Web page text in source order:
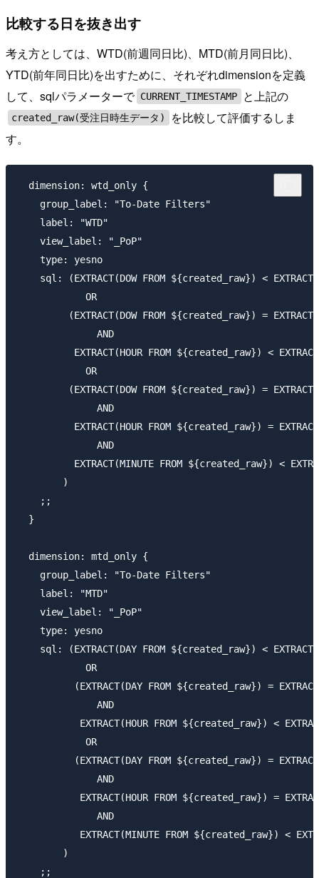
比較する日を抜き出す
考え方としては、WTD(前週同日比)、MTD(前月同日比)、
YTD(前年同日比)を出すために、それぞれdimensionを定義
して、sqlパラメーターで CURRENT_TIMESTAMP と上記の
created_raw(受注日時生データ)
を比較して評価するしま
す。
  dimension: wtd_only {
    group_label: "To-Date Filters"
    label: "WTD"
    view_label: "_PoP"
    type: yesno
sql: (EXTRACT(DOW FROM ${created_raw}) <
            OR
(EXTRACT(DOW FROM ${created_raw}) =
              AND
EXTRACT(HOUR FROM ${created_raw}) <
            OR
(EXTRACT(DOW FROM ${created_raw}) =
              AND
EXTRACT(HOUR FROM ${created_raw}) =
              AND
EXTRACT(MINUTE FROM ${created_raw}) <
        )
    ;;
  }
  dimension: mtd_only {
    group_label: "To-Date Filters"
    label: "MTD"
    view_label: "_PoP"
    type: yesno
sql: (EXTRACT(DAY FROM ${created_raw}) <
            OR
(EXTRACT(DAY FROM ${created_raw}) =
              AND
EXTRACT(HOUR FROM ${created_raw}) <
            OR
(EXTRACT(DAY FROM ${created_raw}) =
              AND
EXTRACT(HOUR FROM ${created_raw}) =
              AND
EXTRACT(MINUTE FROM ${created_raw}) <
        )
    ;;